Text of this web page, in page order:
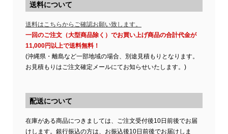
送料について
送料はこちらからご確認お願い致します。
一回のご注文（大型商品除く）でお買い上げ商品の合計代金が
11,000円以上で送料無料！
(沖縄県・離島など一部地域の場合、別途見積もりとなります。
お見積もりはご注文確定メールにてお知らせいたします。)
配送について
在庫がある商品につきましては、ご注文受付後10日前後でお届
けします。銀行振込の方は、お振込後10日前後でお届けしま